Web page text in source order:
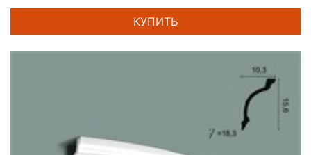
КУПИТЬ